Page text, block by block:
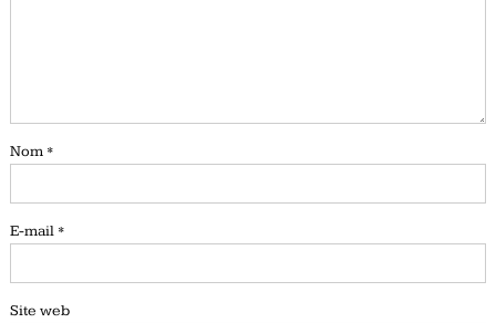
Nom *
E-mail *
Site web